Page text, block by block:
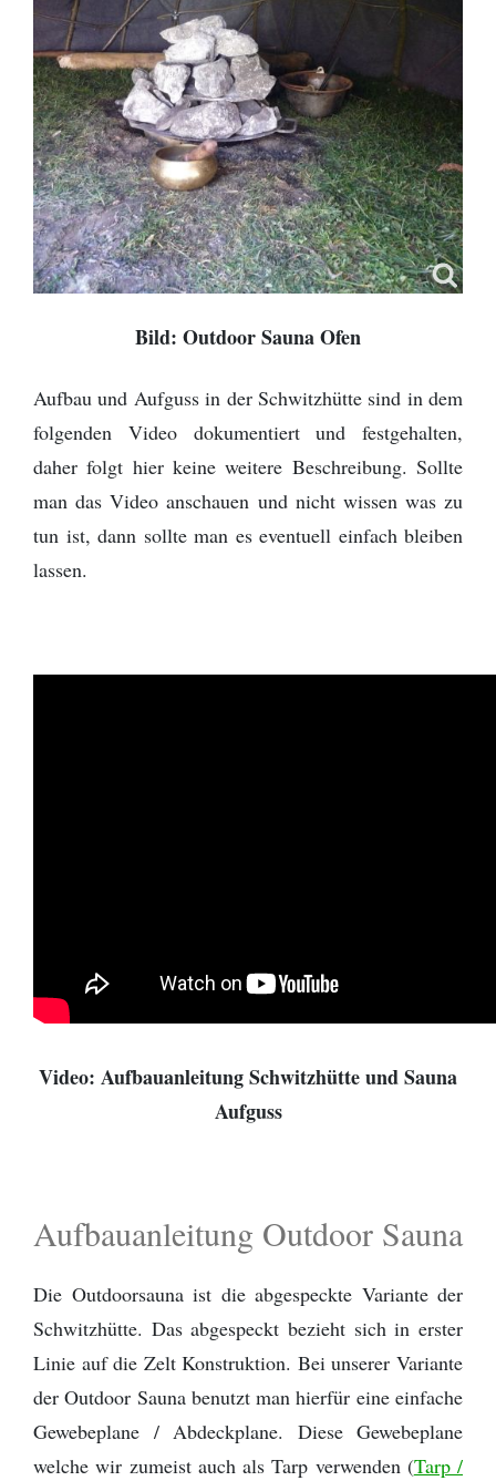
Bild: Outdoor Sauna Ofen
Aufbau und Aufguss in der Schwitzhütte sind in dem
folgenden Video dokumentiert und festgehalten,
daher folgt hier keine weitere Beschreibung. Sollte
man das Video anschauen und nicht wissen was zu
tun ist, dann sollte man es eventuell einfach bleiben
lassen.
Video: Aufbauanleitung Schwitzhütte und Sauna
Aufguss
Aufbauanleitung Outdoor Sauna
Die Outdoorsauna ist die abgespeckte Variante der
Schwitzhütte. Das abgespeckt bezieht sich in erster
Linie auf die Zelt Konstruktion. Bei unserer Variante
der Outdoor Sauna benutzt man hierfür eine einfache
Gewebeplane / Abdeckplane. Diese Gewebeplane
welche wir zumeist auch als Tarp verwenden (Tarp /